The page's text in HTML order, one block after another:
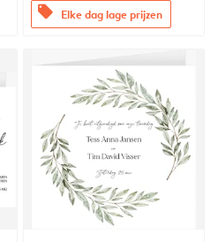
offers Elke dag lage prijzen